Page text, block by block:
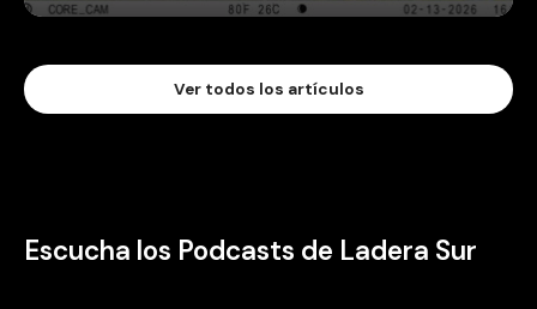
Ver todos los artículos
Escucha los Podcasts de Ladera Sur